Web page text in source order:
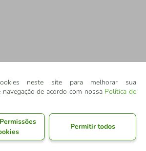
neste site para melhorar sua
navegação de acordo com nossa Política de
Permitir todos